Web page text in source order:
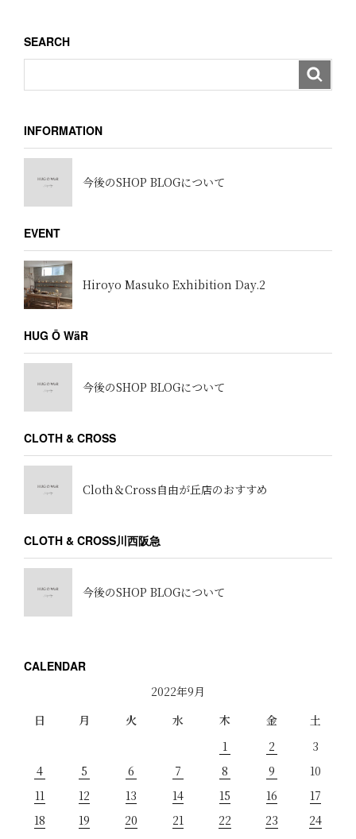
ン
SEARCH
INFORMATION
今後のSHOP BLOGについて
EVENT
Hiroyo Masuko Exhibition Day.2
HUG Ō WäR
今後のSHOP BLOGについて
CLOTH & CROSS
Cloth＆Cross自由が丘店のおすすめ
CLOTH & CROSS川西阪急
今後のSHOP BLOGについて
CALENDAR
2022年9月
日
月 火 水 木 金
土
1
2
3
4
5 6 7 8 9
10
11
12 13 14 15 16
17
18
19 20 21 22 23
24